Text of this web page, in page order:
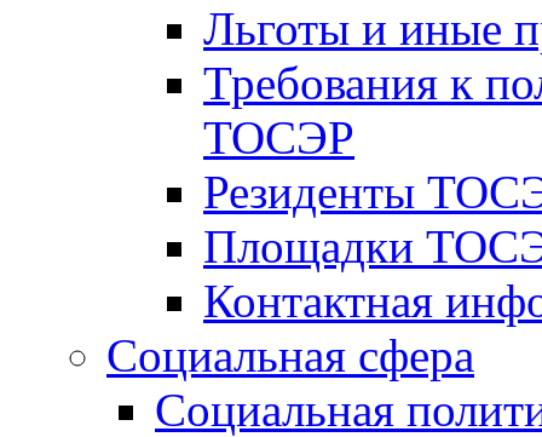
Льготы и иные
Требования к
ТОСЭР
Резиденты
Площадки
Контактная
Социальная сфера
Социальная